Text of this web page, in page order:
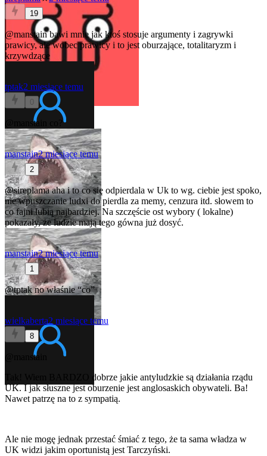
19
@manstainbawi mnie jak ktoś stosuje argumenty i zagrywki
prawicy, ale wobec prawicy i to jest oburzające, totalitaryzm i
krzywdzące
tptak2 miesiące temu
0
@manstain
manstain2 miesiące temu
2
@sireplamaaha i to co się odpierdala w Uk to wg. ciebie jest spoko,
nie wpuszczanie ludxi do pierdla za memy, cenzura itd. słowem to
co fajni lubią najbardziej. Na szczęście ost wybory ( lokalne)
pokazały, że ludzie mają tego gówna już dosyć.
manstain2 miesiące temu
1
@tptakno właśnie “co”
wielkaberta2 miesiące temu
8
@manstain
Tak! Wiem BARDZO dobrze jakie antyludzkie są działania rządu
UK. I jak słuszne jest oburzenie jest anglosaskich obywateli. Ba!
Nawet patrzę na to z sympatią.
Ale nie mogę jednak przestać śmiać z tego, że ta sama władza w
UK widzi jakim oportunistą jest Tarczyński.